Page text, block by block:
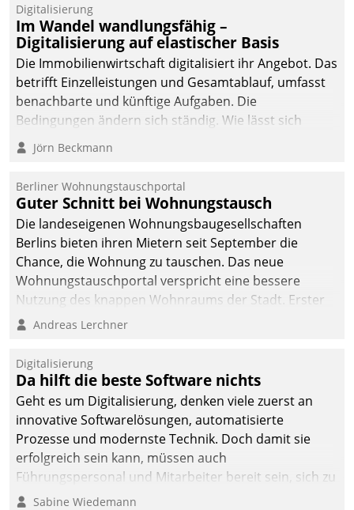
Digitalisierung
Im Wandel wandlungsfähig –
Digitalisierung auf elastischer Basis
Die Immobilienwirtschaft digitalisiert ihr Angebot. Das
betrifft Einzelleistungen und Gesamtablauf, umfasst
benachbarte und künftige Aufgaben. Die
Bedingungen ändern sich ständig. Wie lässt sich
technisch die Kontrolle wahren und zugleich Freiraum
fürs Wachsen öffnen?
Jörn Beckmann
Berliner Wohnungstauschportal
Guter Schnitt bei Wohnungstausch
Die landeseigenen Wohnungsbaugesellschaften
Berlins bieten ihren Mietern seit September die
Chance, die Wohnung zu tauschen. Das neue
Wohnungstauschportal verspricht eine bessere
Nutzung des knappen Wohnraums der Stadt. Erster
Anwendungsfall für Datatrains Lösung API-Hub mit
Unternehmen.
Andreas Lerchner
Digitalisierung
Da hilft die beste Software nichts
Geht es um Digitalisierung, denken viele zuerst an
innovative Softwarelösungen, automatisierte
Prozesse und modernste Technik. Doch damit sie
erfolgreich sein kann, müssen auch
Führungspersonal und Mitarbeiter bereit sein, sich zu
verändern und anzupassen, sonst werden sie an ihr
Sabine Wiedemann